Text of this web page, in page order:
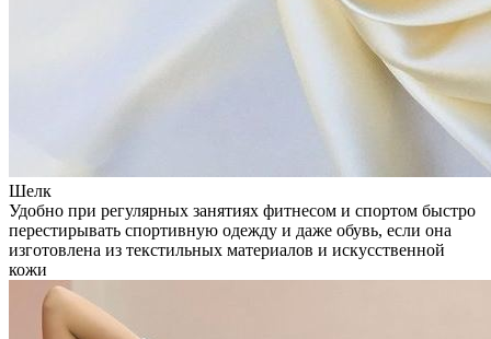
Шелк
Удобно при регулярных занятиях фитнесом и спортом быстро
перестирывать спортивную одежду и даже обувь, если она
изготовлена из текстильных материалов и искусственной
кожи